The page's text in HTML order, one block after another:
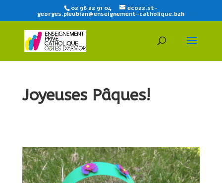
02 96 22 91 04 eco22.st-
georges.pleubian@enseignement-catholique.bzh
Joyeuses Pâques!